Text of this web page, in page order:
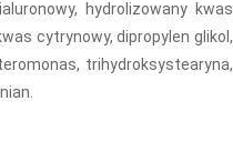
hydrolizowany kwas
cytrynowy, dipropylen glikol,
trihydroksystearyna,